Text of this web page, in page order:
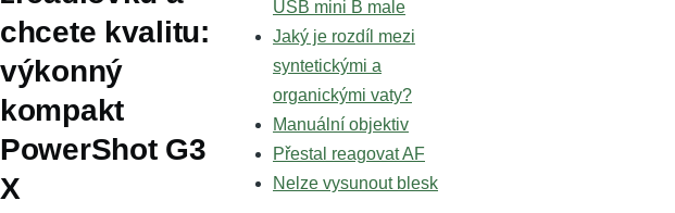
chcete kvalitu:
výkonný
kompakt
PowerShot G3
X
USB mini B male
Jaký je rozdíl mezi
syntetickými a
organickými vaty?
Manuální objektiv
Přestal reagovat AF
Nelze vysunout blesk